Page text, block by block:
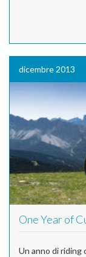
dicembre 2013
One Year of
Un anno di riding